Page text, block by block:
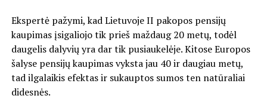
Ekspertė pažymi, kad Lietuvoje II pakopos pensijų
kaupimas įsigaliojo tik prieš maždaug 20 metų, todėl
daugelis dalyvių yra dar tik pusiaukelėje. Kitose Europos
šalyse pensijų kaupimas vyksta jau 40 ir daugiau metų,
tad ilgalaikis efektas ir sukauptos sumos ten natūraliai
didesnės.